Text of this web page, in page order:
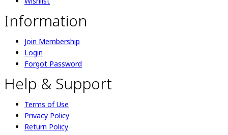
Information
Join Membership
Login
Forgot Password
Help & Support
Terms of Use
Privacy Policy
Return Policy